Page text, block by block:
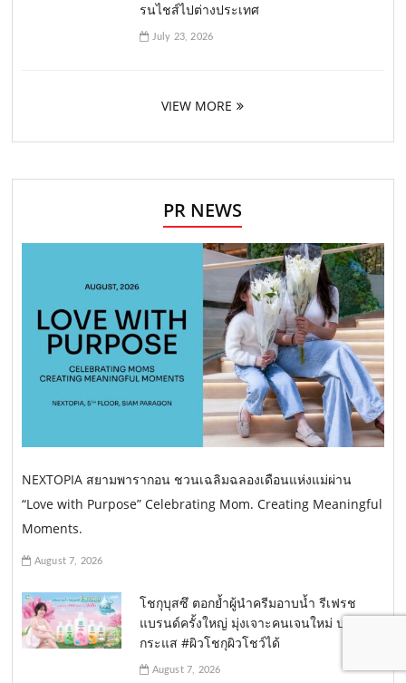
รนไชส์ไปต่างประเทศ
July 23, 2026
VIEW MORE
PR NEWS
NEXTOPIA สยามพารากอน ชวนเฉลิมฉลองเดือนแห่งแม่ผ่าน
“Love with Purpose” Celebrating Mom. Creating Meaningful
Moments.
August 7, 2026
โชกุบุสซึ ตอกย้ำผู้นำครีมอาบน้ำ รีเฟรช
แบรนด์ครั้งใหญ่ มุ่งเจาะคนเจนใหม่ ปลุก
กระแส #ผิวโชกุผิวโชว์ได้
August 7, 2026